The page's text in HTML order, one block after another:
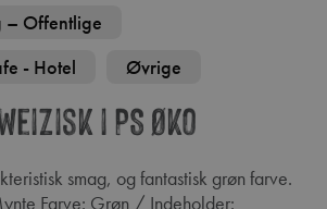
– Offentlige
- Hotel
Øvrige
i PS Øko
Farve: Grøn / Indeholder: